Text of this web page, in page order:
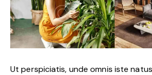
Ut perspiciatis, unde omnis iste